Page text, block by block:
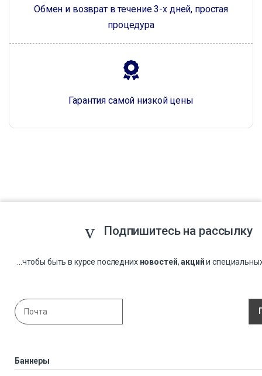
Обмен и возврат в течение 3-х дней, простая
процедура
Гарантия самой низкой цены
Подпишитесь на рассылку
...чтобы быть в курсе последних новостей,акцийи
Баннеры